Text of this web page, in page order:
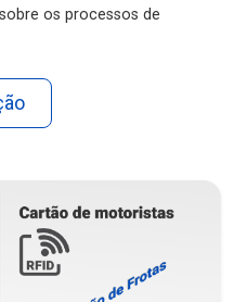
os processos de